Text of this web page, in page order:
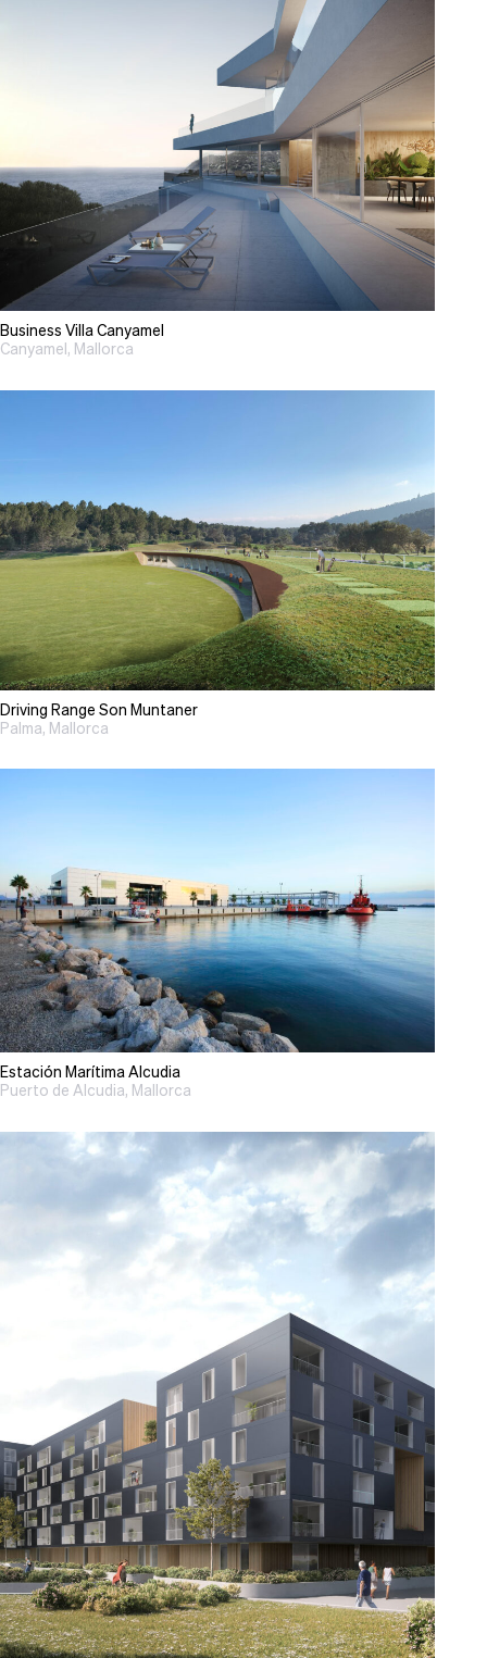
Business Villa Canyamel
Canyamel, Mallorca
Driving Range Son Muntaner
Palma, Mallorca
Estación Marítima Alcudia
Puerto de Alcudia, Mallorca